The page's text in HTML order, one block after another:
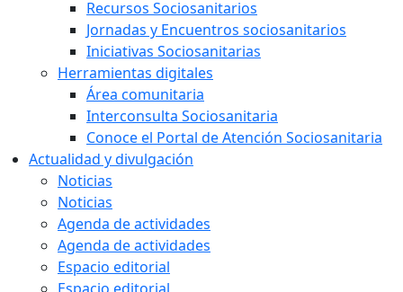
Recursos Sociosanitarios
Jornadas y Encuentros sociosanitarios
Iniciativas Sociosanitarias
Herramientas digitales
Área comunitaria
Interconsulta Sociosanitaria
Conoce el Portal de Atención Sociosanitaria
Actualidad y divulgación
Noticias
Noticias
Agenda de actividades
Agenda de actividades
Espacio editorial